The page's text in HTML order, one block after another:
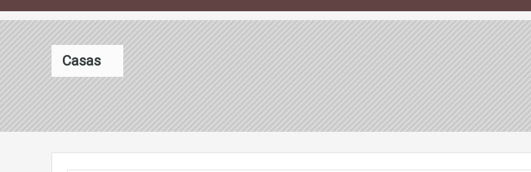
Casas